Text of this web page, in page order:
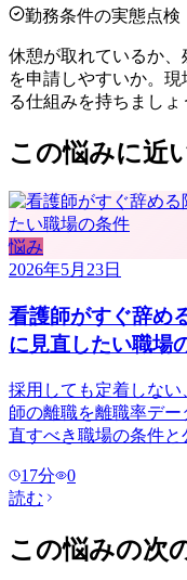
勤務条件の実態点検
休憩が取れているか
を申請しやすいか。
る仕組みを持ちましょ
この悩みに近
悩み
2026年5月23日
看護師がすぐ辞め
に見直したい職場
採用しても定着しな
師の離職を離職率デ
直すべき職場の条件と
17分
0
読む
この悩みの次